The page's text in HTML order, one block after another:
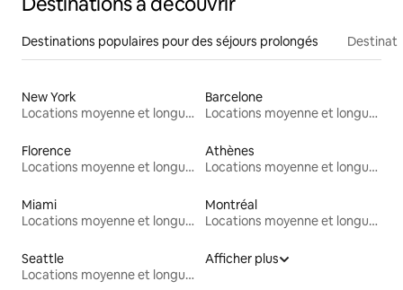
Destinations populaires pour des séjours prolongés
New York
Locations moyenne et longue durée
Barcelone
Locations moyenne et longue durée
Florence
Locations moyenne et longue durée
Athènes
Locations moyenne et longue durée
Miami
Locations moyenne et longue durée
Montréal
Locations moyenne et longue durée
Seattle
Locations moyenne et longue durée
Afficher plus